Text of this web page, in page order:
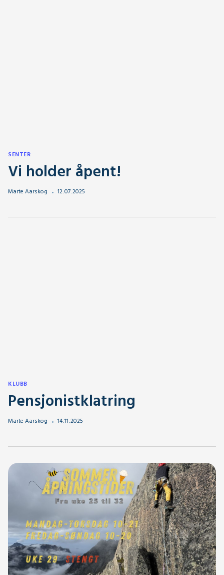
SENTER
Vi holder åpent!
Marte Aarskog 12.07.2025
KLUBB
Pensjonistklatring
Marte Aarskog 14.11.2025